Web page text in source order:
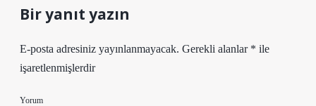
Bir yanıt yazın
E-posta adresiniz yayınlanmayacak. Gerekli alanlar * ile
işaretlenmişlerdir
Yorum